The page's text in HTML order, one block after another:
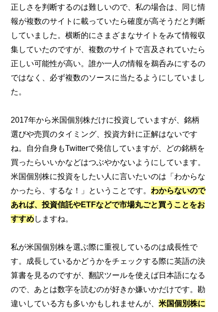
正しさを判断するのは難しいので、私の場合は、同じ情
報が複数のサイトに載っていたら確度が高そうだと判断
していました。横断的にさまざまなサイトをみて情報収
集していたのですが、複数のサイトで言及されていたら
正しい可能性が高い。誰か一人の情報を鵜呑みにするの
ではなく、必ず複数のソースに当たるようにしていまし
た。
2017年から米国個別株だけに投資していますが、銘柄
選びや売買のタイミング、投資方針に正解はないです
ね。自分自身もTwitterで発信していますが、どの銘柄を
買ったらいいかなどはつぶやかないようにしています。
米国個別株に投資をしたい人に言いたいのは「わからな
かったら、するな！」ということです。わからないので
あれば、投資信託やETFなどで市場丸ごと買うことをお
すすめしますね。
私が米国個別株を選ぶ際に重視しているのは成長性で
す。成長しているかどうかをチェックする際に英語の決
算書を見るのですが、翻訳ツールを使えば日本語になる
ので、あとは数字を読むのが好きか嫌いかだけです。勘
違いしている方も多いかもしれませんが、米国個別株に